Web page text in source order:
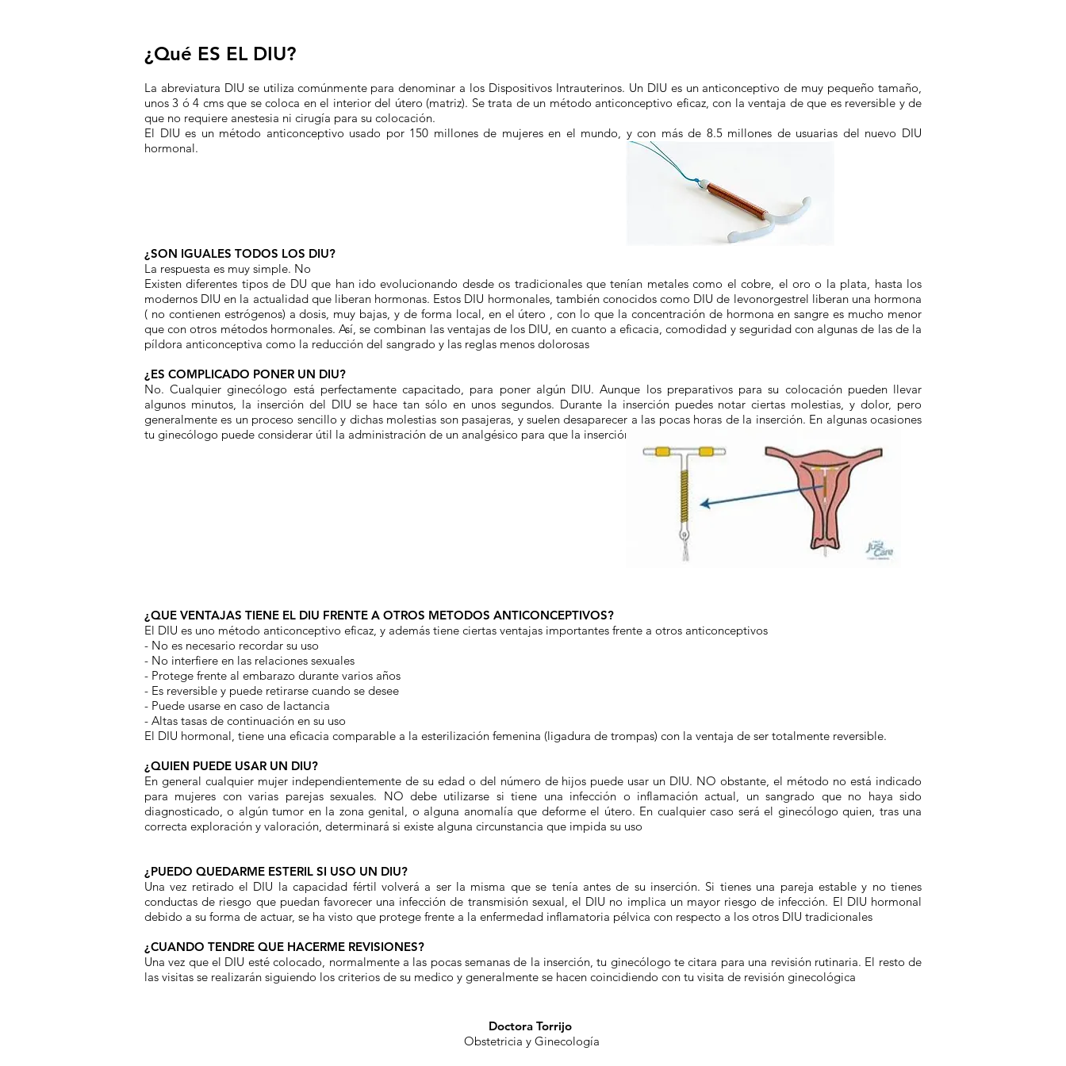
¿Qué ES EL DIU?​
La abreviatura DIU se utiliza comúnmente para denominar a los Dispositivos Intrauterinos. Un DIU es un anticonceptivo de muy pequeño tamaño,
unos 3 ó 4 cms que se coloca en el interior del útero (matriz). Se trata de un método anticonceptivo eficaz, con la ventaja de que es reversible y de
que no requiere anestesia ni cirugía para su colocación.
El DIU es un método anticonceptivo usado por 150 millones de mujeres en el mundo, y con más de 8.5 millones de usuarias del nuevo DIU
hormonal.
¿SON IGUALES TODOS LOS DIU?
La respuesta es muy simple. No
Existen diferentes tipos de DU que han ido evolucionando desde os tradicionales que tenían metales como el cobre, el oro o la plata, hasta los
modernos DIU en la actualidad que liberan hormonas. Estos DIU hormonales, también conocidos como DIU de levonorgestrel liberan una hormona
( no contienen estrógenos) a dosis, muy bajas, y de forma local, en el útero , con lo que la concentración de hormona en sangre es mucho menor
que con otros métodos hormonales. Así, se combinan las ventajas de los DIU, en cuanto a eficacia, comodidad y seguridad con algunas de las de la
píldora anticonceptiva como la reducción del sangrado y las reglas menos dolorosas
¿ES COMPLICADO PONER UN DIU?
No. Cualquier ginecólogo está perfectamente capacitado, para poner algún DIU. Aunque los preparativos para su colocación pueden llevar
algunos minutos, la inserción del DIU se hace tan sólo en unos segundos. Durante la inserción puedes notar ciertas molestias, y dolor, pero
generalmente es un proceso sencillo y dichas molestias son pasajeras, y suelen desaparecer a las pocas horas de la inserción. En algunas ocasiones
tu ginecólogo puede considerar útil la administración de un analgésico para que la inserción sea más cómoda
¿QUE VENTAJAS TIENE EL DIU FRENTE A OTROS METODOS ANTICONCEPTIVOS?
El DIU es uno método anticonceptivo eficaz, y además tiene ciertas ventajas importantes frente a otros anticonceptivos
- No es necesario recordar su uso
- No interfiere en las relaciones sexuales
- Protege frente al embarazo durante varios años
- Es reversible y puede retirarse cuando se desee
- Puede usarse en caso de lactancia
- Altas tasas de continuación en su uso
El DIU hormonal, tiene una eficacia comparable a la esterilización femenina (ligadura de trompas) con la ventaja de ser totalmente reversible.
¿QUIEN PUEDE USAR UN DIU?
En general cualquier mujer independientemente de su edad o del número de hijos puede usar un DIU. NO obstante, el método no está indicado
para mujeres con varias parejas sexuales. NO debe utilizarse si tiene una infección o inflamación actual, un sangrado que no haya sido
diagnosticado, o algún tumor en la zona genital, o alguna anomalía que deforme el útero. En cualquier caso será el ginecólogo quien, tras una
correcta exploración y valoración, determinará si existe alguna circunstancia que impida su uso
¿PUEDO QUEDARME ESTERIL SI USO UN DIU?
Una vez retirado el DIU la capacidad fértil volverá a ser la misma que se tenía antes de su inserción. Si tienes una pareja estable y no tienes
conductas de riesgo que puedan favorecer una infección de transmisión sexual, el DIU no implica un mayor riesgo de infección. El DIU hormonal
debido a su forma de actuar, se ha visto que protege frente a la enfermedad inflamatoria pélvica con respecto a los otros DIU tradicionales
¿CUANDO TENDRE QUE HACERME REVISIONES?
Una vez que el DIU esté colocado, normalmente a las pocas semanas de la inserción, tu ginecólogo te citara para una revisión rutinaria. El resto de
las visitas se realizarán siguiendo los criterios de su medico y generalmente se hacen coincidiendo con tu visita de revisión ginecológica
Doctora Torrijo
Obstetricia y Ginecología